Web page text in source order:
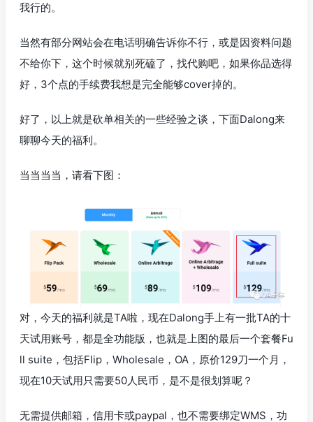
我行的。
当然有部分网站会在电话明确告诉你不行，或是因资料问题
不给你下，这个时候就别死磕了，找代购吧，如果你品选得
好，3个点的手续费我想是完全能够cover掉的。
好了，以上就是砍单相关的一些经验之谈，下面Dalong来
聊聊今天的福利。
当当当当，请看下图：
对，今天的福利就是TA啦，现在Dalong手上有一批TA的十
天试用账号，都是全功能版，也就是上图的最后一个套餐Fu
ll suite，包括Flip，Wholesale，OA，原价129刀一个月，
现在10天试用只需要50人民币，是不是很划算呢？
无需提供邮箱，信用卡或paypal，也不需要绑定WMS，功